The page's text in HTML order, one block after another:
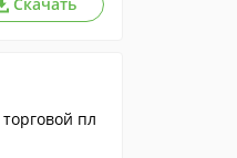
пл